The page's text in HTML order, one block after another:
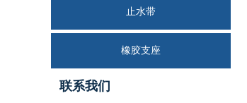
止水带
橡胶支座
联系我们